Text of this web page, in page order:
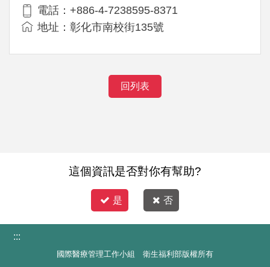
電話：+886-4-7238595-8371
地址：彰化市南校街135號
回列表
這個資訊是否對你有幫助?
是 否
:::
國際醫療管理工作小組 衛生福利部版權所有